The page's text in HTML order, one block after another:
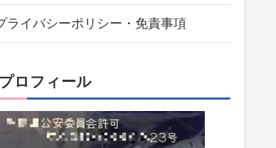
ライバシーポリシー・免責事項
プロフィール